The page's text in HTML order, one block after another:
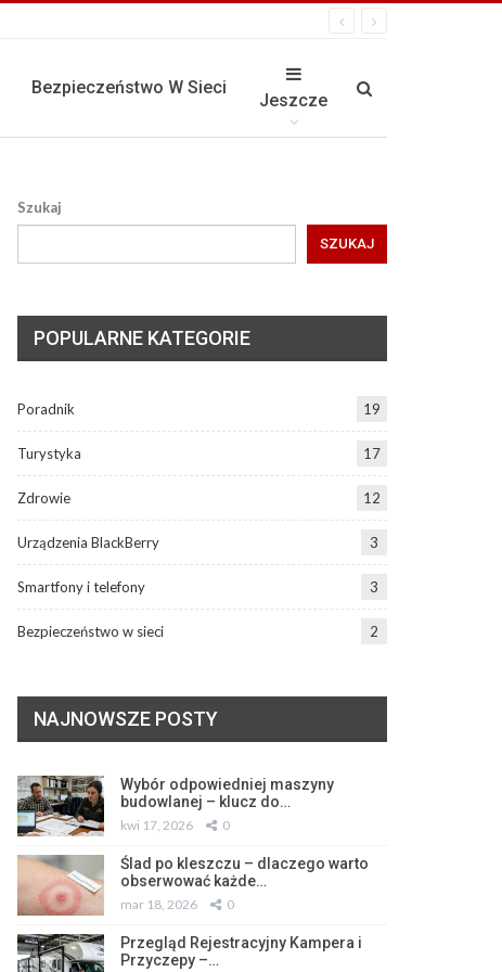
Bezpieczeństwo W Sieci
Jeszcze
Szukaj
SZUKAJ
POPULARNE KATEGORIE
Poradnik 19
Turystyka 17
Zdrowie 12
Urządzenia BlackBerry 3
Smartfony i telefony 3
Bezpieczeństwo w sieci 2
NAJNOWSZE POSTY
Wybór odpowiedniej maszyny
budowlanej – klucz do…
kwi 17, 2026 0
Ślad po kleszczu – dlaczego warto
obserwować każde…
mar 18, 2026 0
Przegląd Rejestracyjny Kampera i
Przyczepy –…